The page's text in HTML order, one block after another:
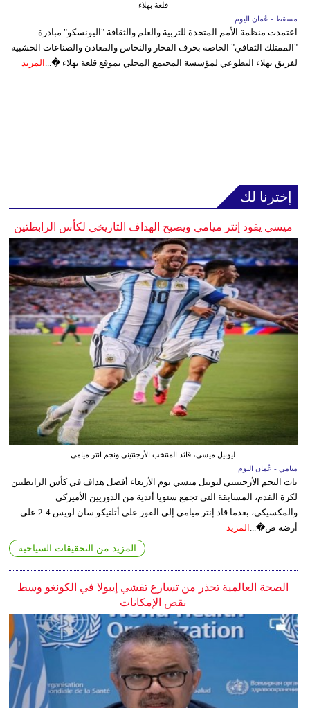
قلعة بهلاء
مسقط - عُمان اليوم
اعتمدت منظمة الأمم المتحدة للتربية والعلم والثقافة "اليونسكو" مبادرة
"الممتلك الثقافي" الخاصة بحرف الفخار والنحاس والمعادن والصناعات الخشبية
لفريق بهلاء التطوعي لمؤسسة المجتمع المحلي بموقع قلعة بهلاء �... المزيد
إخترنا لك
ميسي يقود إنتر ميامي ويصبح الهداف التاريخي لكأس الرابطتين
ليونيل ميسي، قائد المنتخب الأرجنتيني ونجم انتر ميامي
ميامي - عُمان اليوم
بات النجم الأرجنتيني ليونيل ميسي يوم الأربعاء أفضل هداف في كأس الرابطتين
لكرة القدم، المسابقة التي تجمع سنويا أندية من الدوريين الأميركي
والمكسيكي، بعدما قاد إنتر ميامي إلى الفوز على أتلتيكو سان لويس 4-2 على
أرضه ض�... المزيد
المزيد من التحقيقات السياحية
الصحة العالمية تحذر من تسارع تفشي إيبولا في الكونغو وسط
نقص الإمكانات